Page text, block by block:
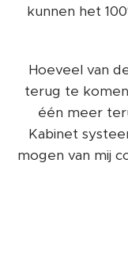
kunnen het
Hoeveel van
terug te
één meer
Kabinet
mogen van mij